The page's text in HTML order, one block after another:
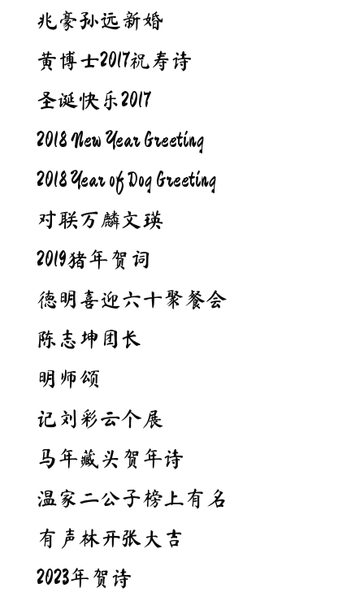
兆豪孙远新婚
黄博士2017祝寿诗
圣诞快乐2017
2018 New Year Greeting
2018 Year of Dog Greeting
对联万麟文瑛
2019猪年贺词
德明喜迎六十聚餐会
陈志坤团长
明师颂
记刘彩云个展
马年藏头贺年诗
温家二公子榜上有名
有声林开张大吉
2023年贺诗